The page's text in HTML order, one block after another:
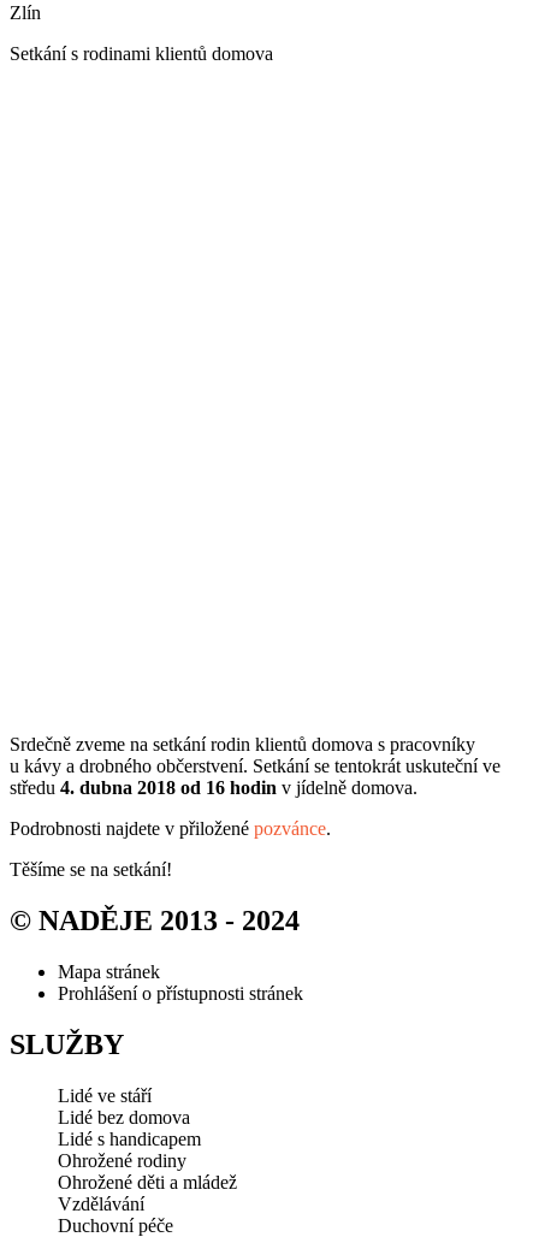
Zlín
Setkání s rodinami klientů domova
Srdečně zveme na setkání rodin klientů domova s pracovníky
u kávy a drobného občerstvení. Setkání se tentokrát uskuteční ve
středu 4. dubna 2018 od 16 hodin v jídelně domova.
Podrobnosti najdete v přiložené pozvánce.
Těšíme se na setkání!
© NADĚJE 2013 - 2024
Mapa stránek
Prohlášení o přístupnosti stránek
SLUŽBY
Lidé ve stáří
Lidé bez domova
Lidé s handicapem
Ohrožené rodiny
Ohrožené děti a mládež
Vzdělávání
Duchovní péče